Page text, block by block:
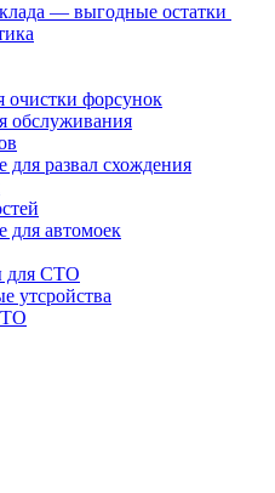
— выгодные остатки
очистки форсунок
обслуживания
для развал схождения
для автомоек
для СТО
утсройства